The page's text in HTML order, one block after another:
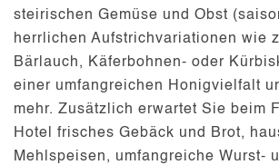
steirischen Gemüse und Obst
herrlichen Aufstrichvariationen wie
Bärlauch, Käferbohnen- oder
einer umfangreichen Honigvielfalt
mehr. Zusätzlich erwartet Sie beim
Hotel frisches Gebäck und Brot,
Mehlspeisen, umfangreiche Wurst-